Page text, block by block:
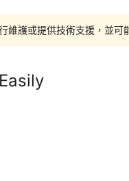
維護或提供技術支援，並